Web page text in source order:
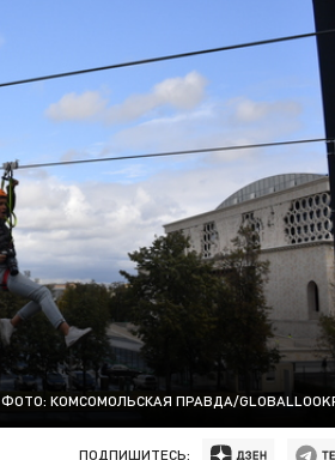
ФОТО: КОМСОМОЛЬСКАЯ ПРАВДА/
ПОДПИШИТЕСЬ: